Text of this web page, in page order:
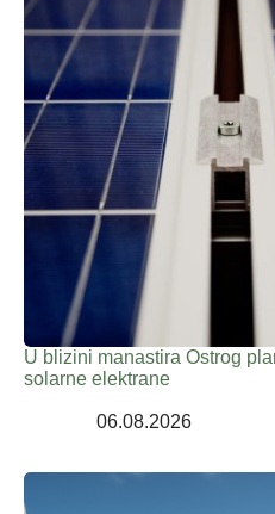
U blizini manastira Ostrog
solarne elektrane
06.08.2026